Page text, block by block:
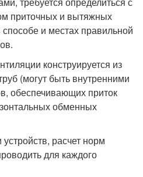
приточных и вытяжных
и местах правильной
конструируется из
(могут быть внутренними
обеспечивающих приток
обменных
расчет норм
для каждого